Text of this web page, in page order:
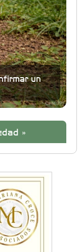
un
»